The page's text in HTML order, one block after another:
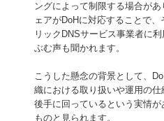
ングによって制限する場合が
ェアがDoHに対応することで
リックDNSサービス事業者に
ぶむ声も聞かれます。
こうした懸念の背景として、
織における取り扱いや運用の
後手に回っているという実情
ものと見られます。